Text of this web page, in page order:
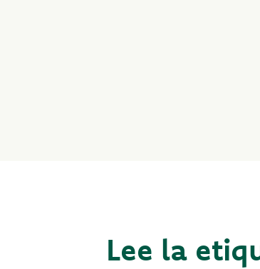
Lee la